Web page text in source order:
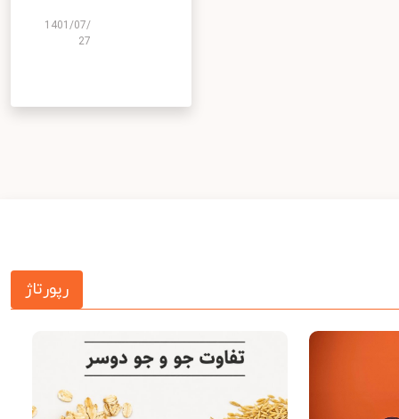
1401/07/
27
رپورتاژ